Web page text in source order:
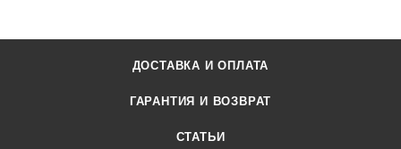
ДОСТАВКА И ОПЛАТА
ГАРАНТИЯ И ВОЗВРАТ
СТАТЬИ